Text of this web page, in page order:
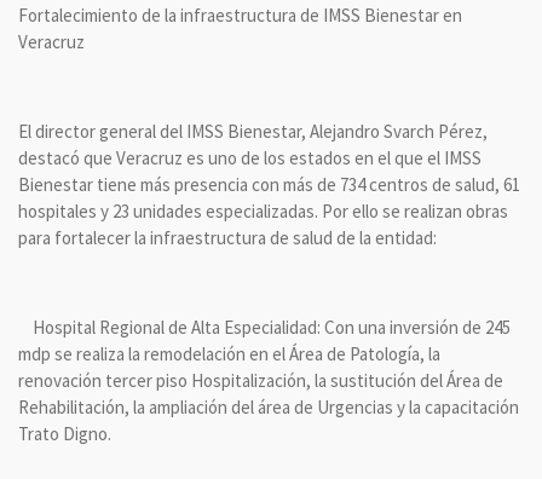
Fortalecimiento de la infraestructura de IMSS Bienestar en
Veracruz
El director general del IMSS Bienestar, Alejandro Svarch Pérez,
destacó que Veracruz es uno de los estados en el que el IMSS
Bienestar tiene más presencia con más de 734 centros de salud, 61
hospitales y 23 unidades especializadas. Por ello se realizan obras
para fortalecer la infraestructura de salud de la entidad:
Hospital Regional de Alta Especialidad: Con una inversión de 245
mdp se realiza la remodelación en el Área de Patología, la
renovación tercer piso Hospitalización, la sustitución del Área de
Rehabilitación, la ampliación del área de Urgencias y la capacitación
Trato Digno.